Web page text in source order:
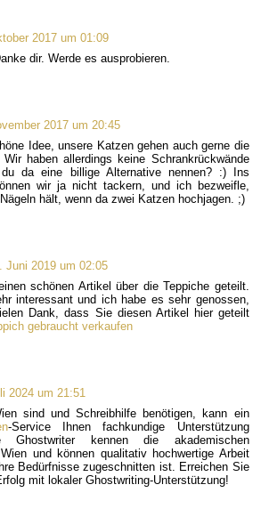
2017 um 01:09
dir. Werde es ausprobieren.
2017 um 20:45
Idee, unsere Katzen gehen auch gerne die
haben allerdings keine Schrankrückwände
da eine billige Alternative nennen? :) Ins
wir ja nicht tackern, und ich bezweifle,
hält, wenn da zwei Katzen hochjagen. ;)
Juni 2019 um 02:05
schönen Artikel über die Teppiche geteilt.
interessant und ich habe es sehr genossen,
Dank, dass Sie diesen Artikel hier geteilt
gebraucht verkaufen
2024 um 21:51
sind und Schreibhilfe benötigen, kann ein
-Service Ihnen fachkundige Unterstützung
Ghostwriter kennen die akademischen
und können qualitativ hochwertige Arbeit
Bedürfnisse zugeschnitten ist. Erreichen Sie
mit lokaler Ghostwriting-Unterstützung!